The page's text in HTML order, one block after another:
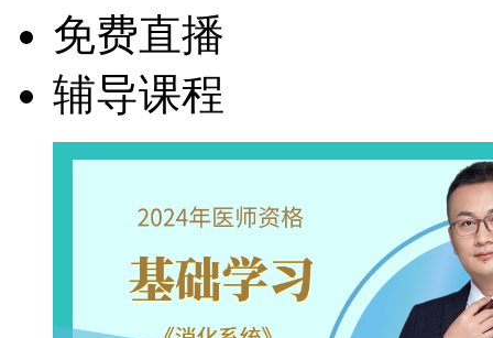
免费直播
辅导课程